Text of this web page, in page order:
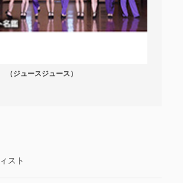
（ジュースジュース）
スト